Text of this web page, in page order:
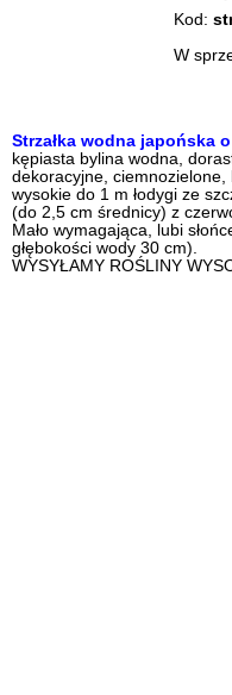
Kod:
W
Strzałka wodna japońska
kępiasta bylina wodna,
dekoracyjne, ciemnozielone,
wysokie do 1 m łodygi ze
(do 2,5 cm średnicy) z
Mało wymagająca, lubi
głębokości wody 30 cm).
WYSYŁAMY ROŚLINY